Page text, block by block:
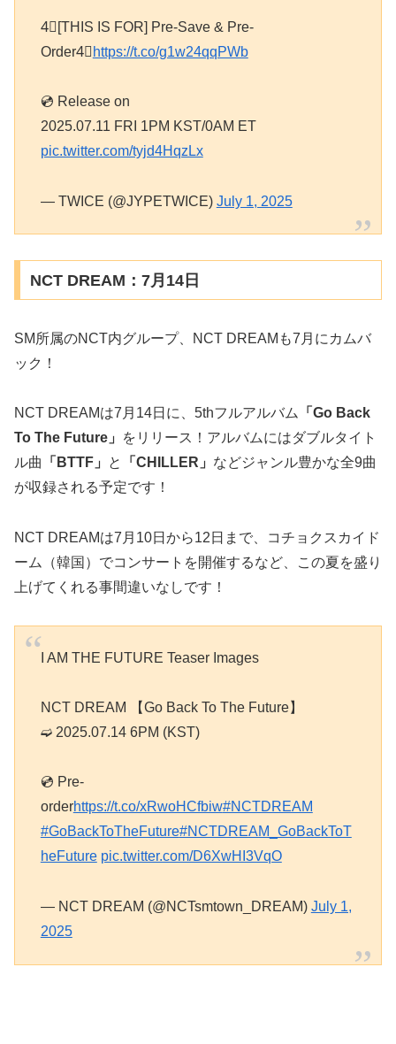
4⃣[THIS IS FOR] Pre-Save & Pre-
Order4⃣ https://t.co/g1w24qqPWb
💿 Release on
2025.07.11 FRI 1PM KST/0AM ET
pic.twitter.com/tyjd4HqzLx
— TWICE (@JYPETWICE) July 1, 2025
NCT DREAM：7月14日
SM所属のNCT内グループ、NCT DREAMも7月にカムバ
ック！
NCT DREAMは7月14日に、5thフルアルバム
「Go Back
To The Future」
をリリース！アルバムにはダブルタイト
ル曲
「BTTF」 と 「CHILLER」 などジャンル豊かな全9曲
が収録される予定です！
NCT DREAMは7月10日から12日まで、コチョクスカイド
ーム（韓国）でコンサートを開催するなど、この夏を盛り
上げてくれる事間違いなしです！
I AM THE FUTURE Teaser Images
NCT DREAM 【Go Back To The Future】
➫ 2025.07.14 6PM (KST)
💿 Pre-
orderhttps://t.co/xRwoHCfbiw#NCTDREAM
#GoBackToTheFuture#NCTDREAM_GoBackToT
heFuture pic.twitter.com/D6XwHI3VqO
— NCT DREAM (@NCTsmtown_DREAM) July 1,
2025